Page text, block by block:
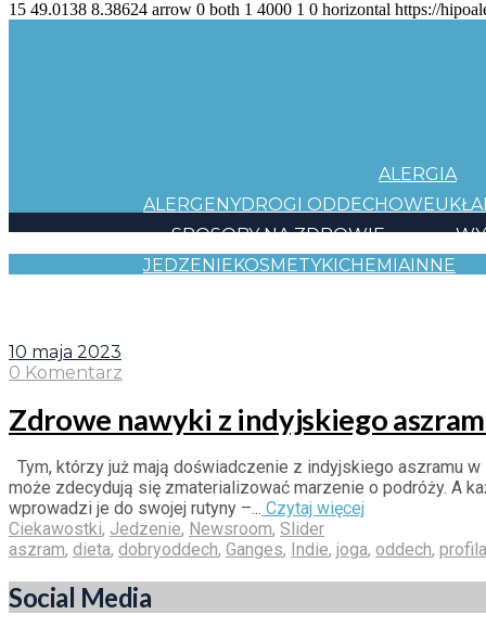
15 49.0138 8.38624 arrow 0 both 1 4000 1 0 horizontal https://
ALERGIA
ALERGENYDROGI ODDECHOWE
SPOSOBY NA ZDROWIE
JEDZENIEKOSMETYKICHEMIAINNE
10 maja 2023
0 Komentarz
Zdrowe nawyki z indyjskiego
Tym, którzy już mają doświadczenie z indyjskiego aszramu
może zdecydują się zmaterializować marzenie o podróży. A
wprowadzi je do swojej rutyny –... Czytaj więcej
Ciekawostki, Jedzenie, Newsroom, Slider
aszram, dieta, dobryoddech, Ganges, Indie, joga, oddech,
Social Media